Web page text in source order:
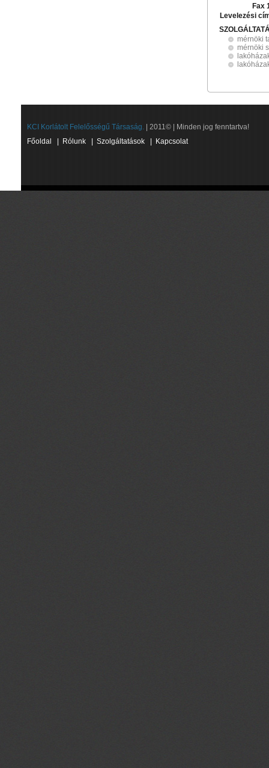
Fax
Levelezési
mérnöki
mérnöki
KCI Korlátolt Felelősségű Társaság. | 2011© | Minden jog fenntartva!
Főoldal
Rólunk Szolgáltatások Kapcsolat